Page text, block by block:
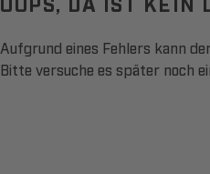
Aufgrund eines Fehlers kann
Bitte versuche es später noch